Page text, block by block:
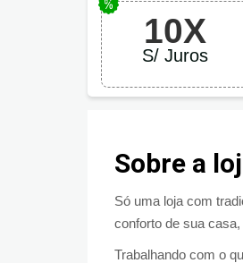
10X
S/ Juros
Sobre a
Só uma loja com
conforto de sua
Trabalhando com o